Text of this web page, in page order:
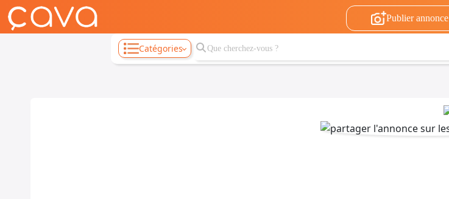
Publier annonce
Catégories